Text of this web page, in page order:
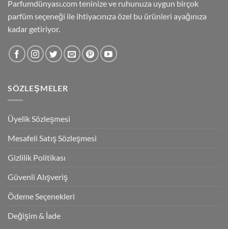
Parfumdünyası.com teninize ve ruhunuza uygun birçok
parfüm seçeneği ile ihtiyacınıza özel bu ürünleri ayağınıza
kadar getiriyor.
SÖZLEŞMELER
Üyelik Sözleşmesi
Mesafeli Satış Sözleşmesi
Gizlilik Politikası
Güvenli Alışveriş
Ödeme Seçenekleri
Değişim & İade